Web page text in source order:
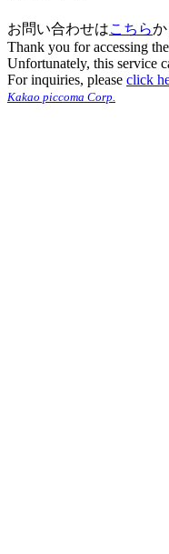
お問い合わせはこちら
Thank you for accessing
Unfortunately, this service
For inquiries, please click
Kakao piccoma Corp.